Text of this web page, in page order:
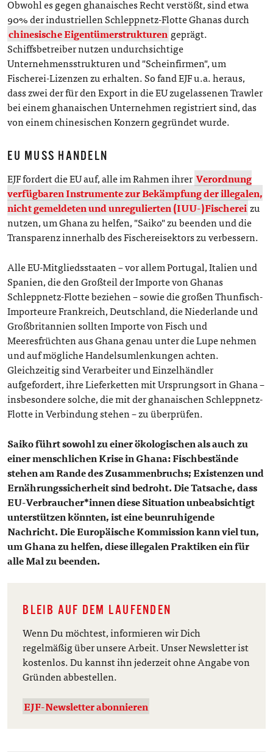
Obwohl es gegen ghanaisches Recht verstößt, sind etwa
90% der industriellen Schleppnetz-Flotte Ghanas durch
chinesische Eigentümerstrukturen geprägt.
Schiffsbetreiber nutzen undurchsichtige
Unternehmensstrukturen und "Scheinfirmen", um
Fischerei-Lizenzen zu erhalten. So fand EJF u.a. heraus,
dass zwei der für den Export in die EU zugelassenen Trawler
bei einem ghanaischen Unternehmen registriert sind, das
von einem chinesischen Konzern gegründet wurde.
EU MUSS HANDELN
EJF fordert die EU auf, alle im Rahmen ihrerVerordnung
verfügbaren Instrumente zur Bekämpfung der illegalen,
nicht gemeldeten und unregulierten (IUU-)Fischereizu
nutzen, um Ghana zu helfen, "Saiko" zu beenden und die
Transparenz innerhalb des Fischereisektors zu verbessern.
Alle EU-Mitgliedsstaaten – vor allem Portugal, Italien und
Spanien, die den Großteil der Importe von Ghanas
Schleppnetz-Flotte beziehen – sowie die großen Thunfisch-
Importeure Frankreich, Deutschland, die Niederlande und
Großbritannien sollten Importe von Fisch und
Meeresfrüchten aus Ghana genau unter die Lupe nehmen
und auf mögliche Handelsumlenkungen achten.
Gleichzeitig sind Verarbeiter und Einzelhändler
aufgefordert, ihre Lieferketten mit Ursprungsort in Ghana –
insbesondere solche, die mit der ghanaischen Schleppnetz-
Flotte in Verbindung stehen – zu überprüfen.
Saiko führt sowohl zu einer ökologischen als auch zu
einer menschlichen Krise in Ghana: Fischbestände
stehen am Rande des Zusammenbruchs; Existenzen und
Ernährungssicherheit sind bedroht. Die Tatsache, dass
EU-Verbraucher*innen diese Situation unbeabsichtigt
unterstützen könnten, ist eine beunruhigende
Nachricht. Die Europäische Kommission kann viel tun,
um Ghana zu helfen, diese illegalen Praktiken ein für
alle Mal zu beenden.
BLEIB AUF DEM LAUFENDEN
Wenn Du möchtest, informieren wir Dich
regelmäßig über unsere Arbeit. Unser Newsletter ist
kostenlos. Du kannst ihn jederzeit ohne Angabe von
Gründen abbestellen.
EJF-Newsletter abonnieren